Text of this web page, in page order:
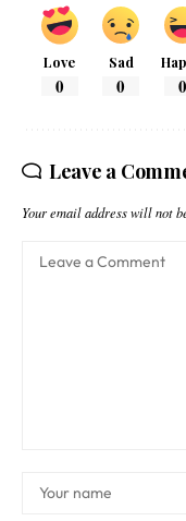
Love
0
Sad
0 0
Leave a
Your email address will not